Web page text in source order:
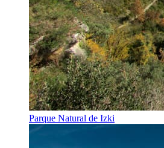
Parque Natural de Izki